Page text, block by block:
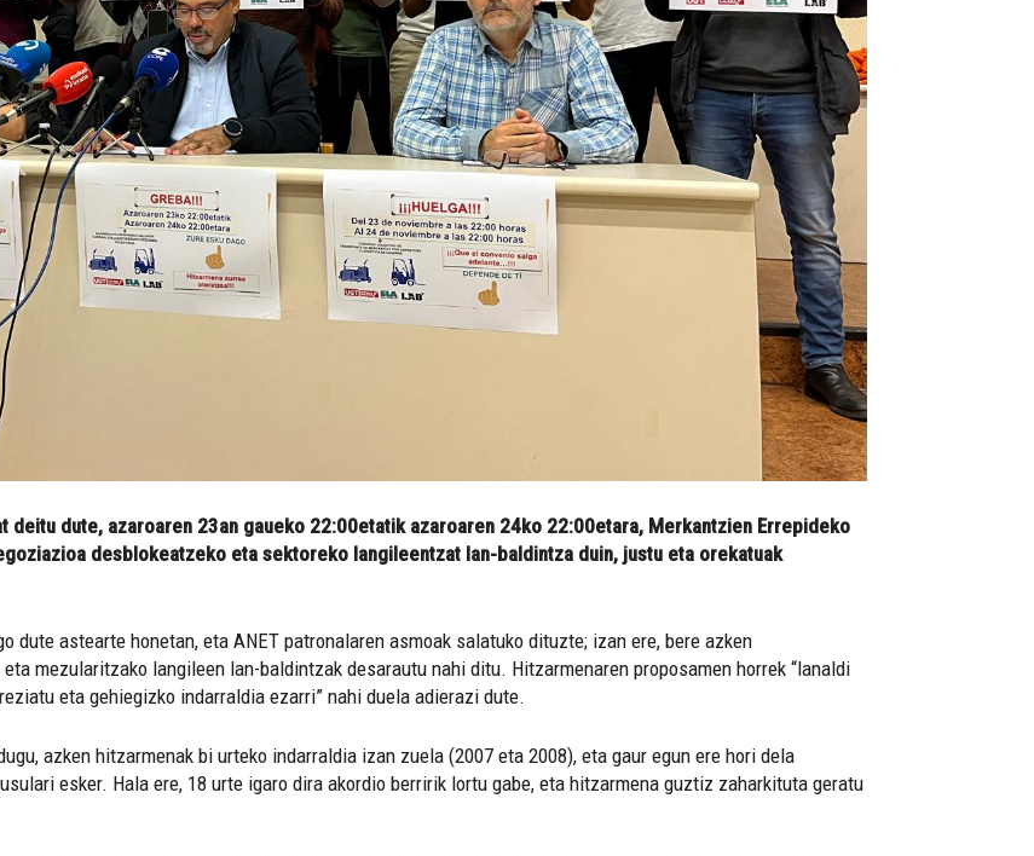
deitu dute, azaroaren 23an gaueko 22:00etatik azaroaren 24ko 22:00etara, Merkantzien Errepideko
desblokeatzeko eta sektoreko langileentzat lan-baldintza duin, justu eta orekatuak
dute astearte honetan, eta ANET patronalaren asmoak salatuko dituzte; izan ere, bere azken
mezularitzako langileen lan-baldintzak desarautu nahi ditu. Hitzarmenaren proposamen horrek “lanaldi
eta gehiegizko indarraldia ezarri” nahi duela adierazi dute.
azken hitzarmenak bi urteko indarraldia izan zuela (2007 eta 2008), eta gaur egun ere hori dela
esker. Hala ere, 18 urte igaro dira akordio berririk lortu gabe, eta hitzarmena guztiz zaharkituta geratu